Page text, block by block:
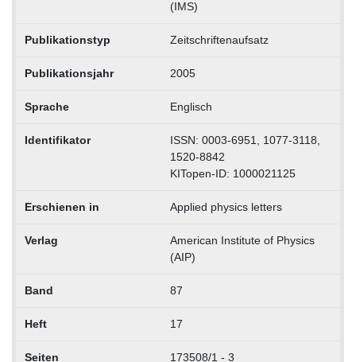
(IMS)
Publikationstyp Zeitschriftenaufsatz
Publikationsjahr 2005
Sprache Englisch
Identifikator
ISSN: 0003-6951, 1077-3118,
1520-8842
KITopen-ID: 1000021125
Erschienen in Applied physics letters
Verlag
American Institute of Physics
(AIP)
Band 87
Heft 17
Seiten 173508/1 - 3